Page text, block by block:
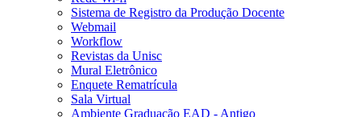
Sistema de Registro da Produção Docente
Webmail
Workflow
Revistas da Unisc
Mural Eletrônico
Enquete Rematrícula
Sala Virtual
Ambiente Graduação EAD - Antigo